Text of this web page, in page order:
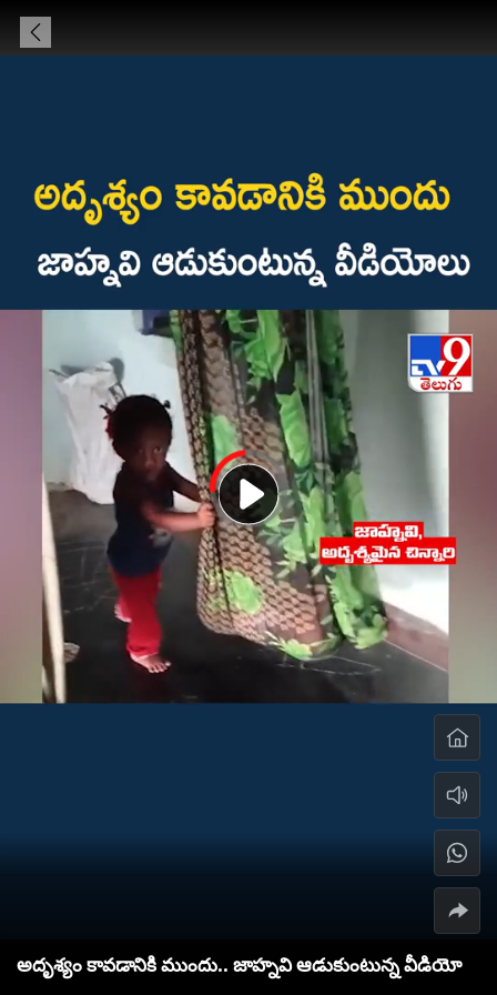
అదృశ్యం కావడానికి ముందు.. జాహ్నవి ఆడుకుంటున్న వీడియో